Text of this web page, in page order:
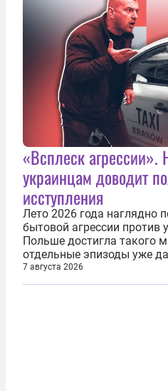
«Всплеск агрессии».
украинцам доводит
исступления
Лето 2026 года наглядно
бытовой агрессии против
Польше достигла такого
отдельные эпизоды уже
случайными. Поляки,
буквально теряют
7 августа 2026